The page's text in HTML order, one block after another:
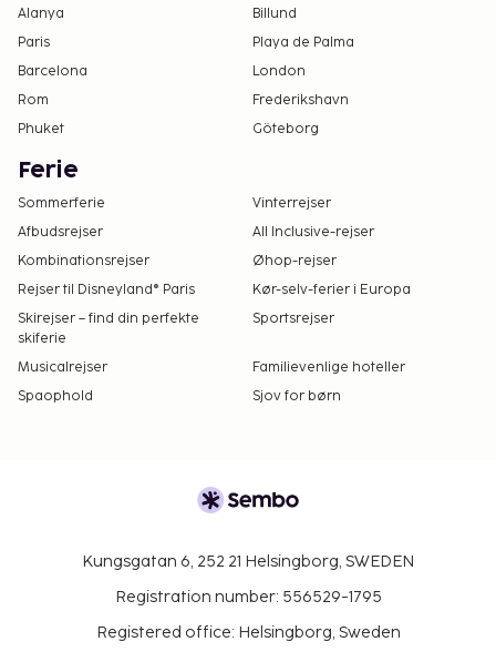
Alanya
Billund
Paris
Playa de Palma
Barcelona
London
Rom
Frederikshavn
Phuket
Göteborg
Ferie
Sommerferie
Vinterrejser
Afbudsrejser
All Inclusive-rejser
Kombinationsrejser
Øhop-rejser
Rejser til Disneyland® Paris
Kør-selv-ferier i Europa
Skirejser – find din perfekte
skiferie
Sportsrejser
Musicalrejser
Familievenlige hoteller
Spaophold
Sjov for børn
Kungsgatan 6, 252 21 Helsingborg, SWEDEN
Registration number: 556529-1795
Registered office: Helsingborg, Sweden